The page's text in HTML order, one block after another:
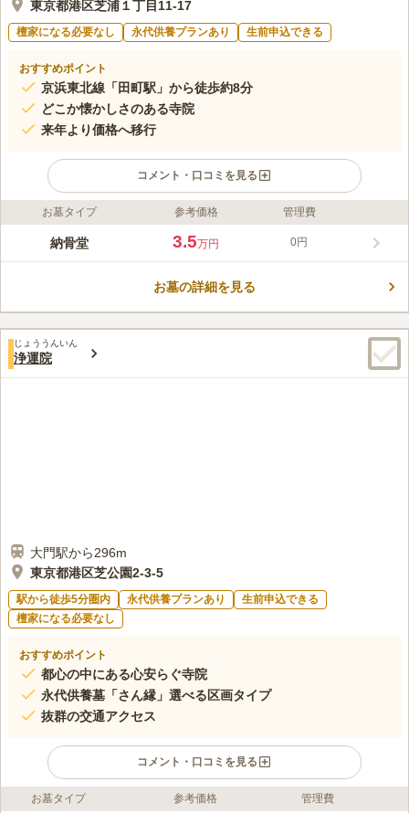
東京都港区芝浦１丁目11-17
檀家になる必要なし 永代供養プランあり 生前申込できる
おすすめポイント
京浜東北線「田町駅」から徒歩約8分
どこか懐かしさのある寺院
来年より価格へ移行
コメント・口コミを見る
ライフドット編集部のコメント
"清法山 東京徳純院 納骨堂は、港区芝浦にある中山身語正宗の寺
ます。 この寺院の住職は、都会にいることを忘れさせるような
届きやすくなっています。
口コミ評価
みんなの評価
50代男性
お墓タイプ 参考価格 管理費
納骨堂 3.5万円 0円
お墓の詳細を見る
じょううんいん
浄運院
大門駅から296m
東京都港区芝公園2-3-5
駅から徒歩5分圏内 永代供養プランあり
生前申込できる
檀家になる必要なし
おすすめポイント
都心の中にある心安らぐ寺院
永代供養墓「さん縁」選べる区画タイプ
抜群の交通アクセス
コメント・口コミを見る
ライフドット編集部のコメント
お墓タイプ 参考価格 管理費